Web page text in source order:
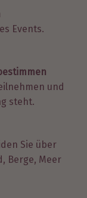
Events.
und
steht.
Sie über
Berge, Meer